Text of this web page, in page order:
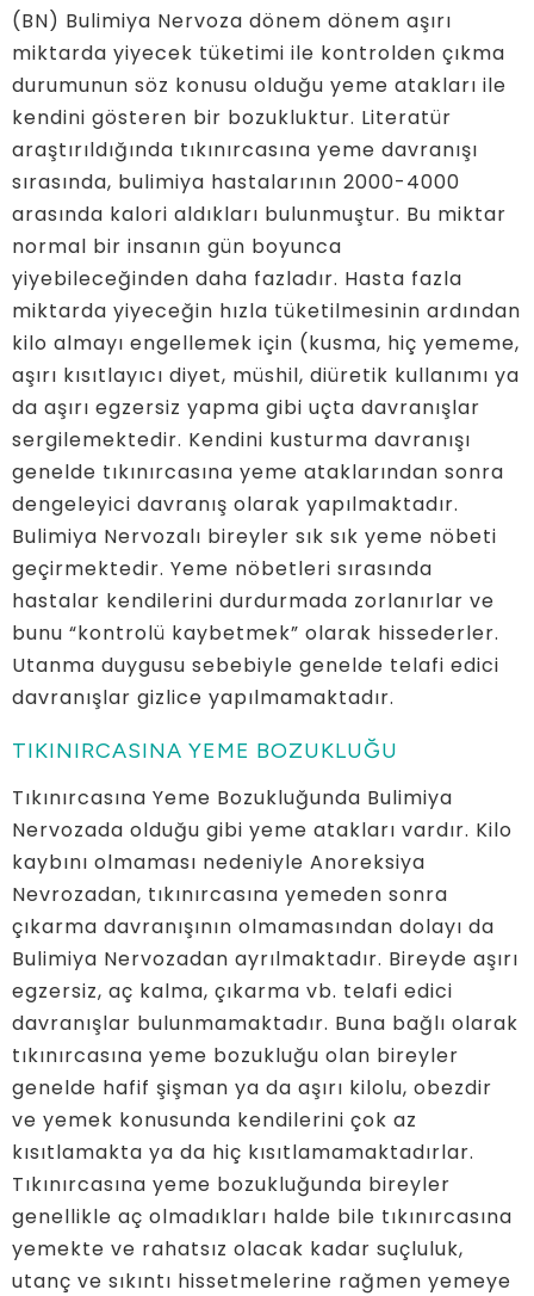
(BN) Bulimiya Nervoza dönem dönem aşırı
miktarda yiyecek tüketimi ile kontrolden çıkma
durumunun söz konusu olduğu yeme atakları ile
kendini gösteren bir bozukluktur. Literatür
araştırıldığında tıkınırcasına yeme davranışı
sırasında, bulimiya hastalarının 2000-4000
arasında kalori aldıkları bulunmuştur. Bu miktar
normal bir insanın gün boyunca
yiyebileceğinden daha fazladır. Hasta fazla
miktarda yiyeceğin hızla tüketilmesinin ardından
kilo almayı engellemek için (kusma, hiç yememe,
aşırı kısıtlayıcı diyet, müshil, diüretik kullanımı ya
da aşırı egzersiz yapma gibi uçta davranışlar
sergilemektedir. Kendini kusturma davranışı
genelde tıkınırcasına yeme ataklarından sonra
dengeleyici davranış olarak yapılmaktadır.
Bulimiya Nervozalı bireyler sık sık yeme nöbeti
geçirmektedir. Yeme nöbetleri sırasında
hastalar kendilerini durdurmada zorlanırlar ve
bunu “kontrolü kaybetmek” olarak hissederler.
Utanma duygusu sebebiyle genelde telafi edici
davranışlar gizlice yapılmamaktadır.
TIKINIRCASINA YEME BOZUKLUĞU
Tıkınırcasına Yeme Bozukluğunda Bulimiya
Nervozada olduğu gibi yeme atakları vardır. Kilo
kaybını olmaması nedeniyle Anoreksiya
Nevrozadan, tıkınırcasına yemeden sonra
çıkarma davranışının olmamasından dolayı da
Bulimiya Nervozadan ayrılmaktadır. Bireyde aşırı
egzersiz, aç kalma, çıkarma vb. telafi edici
davranışlar bulunmamaktadır. Buna bağlı olarak
tıkınırcasına yeme bozukluğu olan bireyler
genelde hafif şişman ya da aşırı kilolu, obezdir
ve yemek konusunda kendilerini çok az
kısıtlamakta ya da hiç kısıtlamamaktadırlar.
Tıkınırcasına yeme bozukluğunda bireyler
genellikle aç olmadıkları halde bile tıkınırcasına
yemekte ve rahatsız olacak kadar suçluluk,
utanç ve sıkıntı hissetmelerine rağmen yemeye